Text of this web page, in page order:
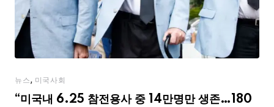
뉴스, 미국사회
“미국내 6.25 참전용사 중 14만명만 생존…180